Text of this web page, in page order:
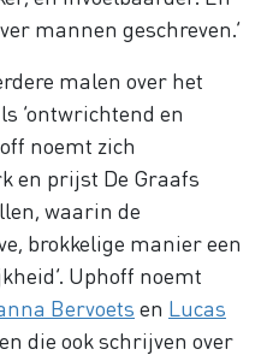
mannen geschreven.’
malen over het
‘ontwrichtend en
noemt zich
en prijst De Graafs
waarin de
brokkelige manier een
Uphoff noemt
Bervoets en Lucas
die ook schrijven over